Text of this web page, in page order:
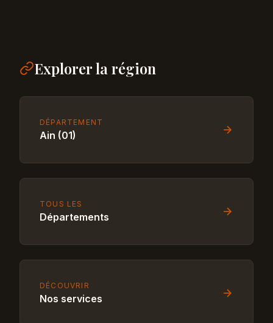
Explorer la région
DÉPARTEMENT
Ain (01)
TOUS LES
Départements
DÉCOUVRIR
Nos services